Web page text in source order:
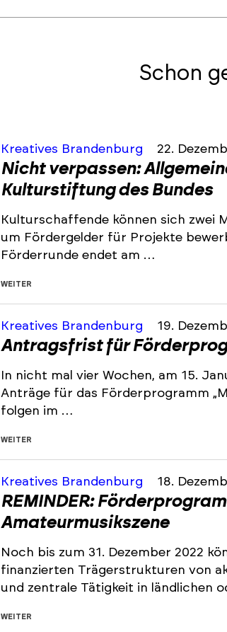
Schon
Kreatives Brandenburg 22.
Nicht verpassen:
Kulturstiftung des Bundes
Kulturschaffende können sich zwei
um Fördergelder für Projekte
Förderrunde endet am …
WEITER
Kreatives Brandenburg 19.
Antragsfrist für
In nicht mal vier Wochen, am 15.
Anträge für das Förderprogramm
folgen im …
WEITER
Kreatives Brandenburg 18.
REMINDER:
Amateurmusikszene
Noch bis zum 31. Dezember 2022
finanzierten Trägerstrukturen von
und zentrale Tätigkeit in ländlichen
WEITER